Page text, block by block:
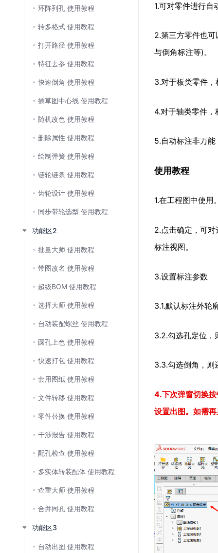
环阵列孔 使用教程
转多格式 使用教程
打开路径 使用教程
特征去参 使用教程
快速倒角 使用教程
插草图中心线 使用教程
随机改色 使用教程
删除属性 使用教程
绘制弹簧 使用教程
链轮链条 使用教程
齿轮设计 使用教程
同步带轮选型 使用教程
功能区2
批量大师 使用教程
带图改名 使用教程
超级BOM 使用教程
选择大师 使用教程
自动装配螺丝 使用教程
圆孔上色 使用教程
快速打包 使用教程
套用图纸 使用教程
文件转移 使用教程
零件替换 使用教程
干涉报告 使用教程
配孔检查 使用教程
多实体转装配体 使用教程
查重大师 使用教程
合并同孔 使用教程
功能区3
自动出图 使用教程
1.可对零件进行自
2.第三方零件也
与倒角标注等)。
3.对于板类零件
4.对于轴类零件
5.自动标注非万
使用教程
1.在工程图中使用
2.点击确定，可
标注视图。
3.设置标注参数
3.1.默认标注外轮
3.2.勾选孔定位，
3.3.勾选倒角，则
4.下次弹窗切换
设置出图。如需